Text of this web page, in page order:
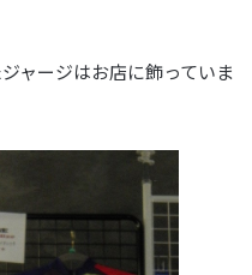
ャージはお店に飾っていま